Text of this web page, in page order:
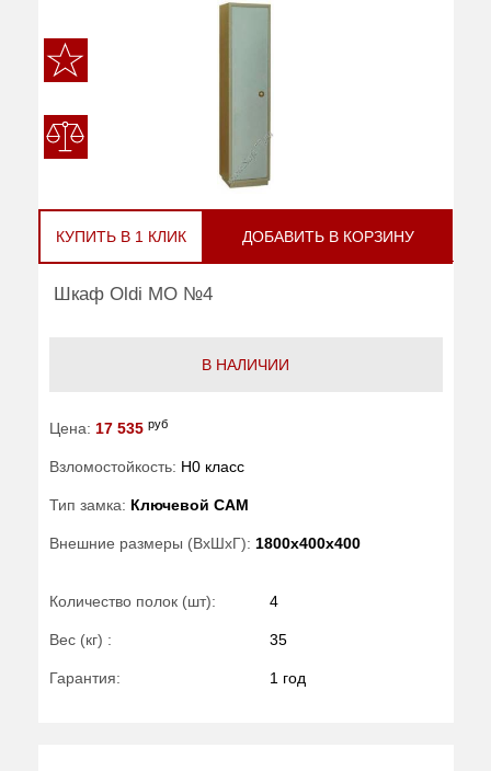
КУПИТЬ В 1 КЛИК ДОБАВИТЬ В КОРЗИНУ
Шкаф Oldi МО №4
В НАЛИЧИИ
Цена: 17 535 руб
Взломостойкость: H0 класс
Тип замка: Ключевой САМ
Внешние размеры (ВхШхГ): 1800x400x400
Количество полок (шт): 4
Вес (кг) : 35
Гарантия: 1 год